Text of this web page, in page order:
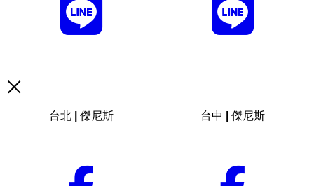
台北 | 傑尼斯 台中 | 傑尼斯